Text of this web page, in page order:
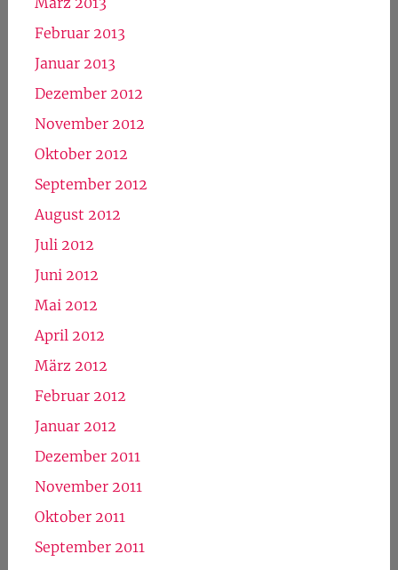
Februar 2013
Januar 2013
Dezember 2012
November 2012
Oktober 2012
September 2012
August 2012
Juli 2012
Juni 2012
Mai 2012
April 2012
März 2012
Februar 2012
Januar 2012
Dezember 2011
November 2011
Oktober 2011
September 2011